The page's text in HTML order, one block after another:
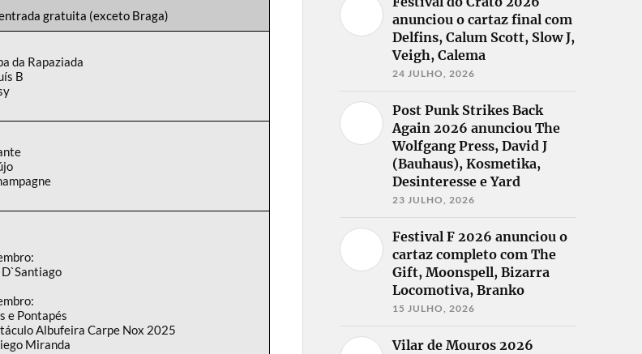
gratuita (exceto Braga)
da Rapaziada
B
e Pontapés
Albufeira Carpe Nox 2025
Miranda
anunciou o cartaz final com
Delfins, Calum Scott, Slow J,
Veigh, Calema
24 JULHO, 2026
Post Punk Strikes Back
Again 2026 anunciou The
Wolfgang Press, David J
(Bauhaus), Kosmetika,
Desinteresse e Yard
23 JULHO, 2026
Festival F 2026 anunciou o
cartaz completo com The
Gift, Moonspell, Bizarra
Locomotiva, Branko
15 JULHO, 2026
Vilar de Mouros 2026